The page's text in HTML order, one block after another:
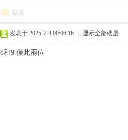
回复
发表于 2025-7-4 00:06:16 显示全部楼层
8和9 僅此兩位